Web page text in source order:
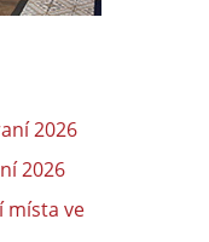
2026
2026
místa ve